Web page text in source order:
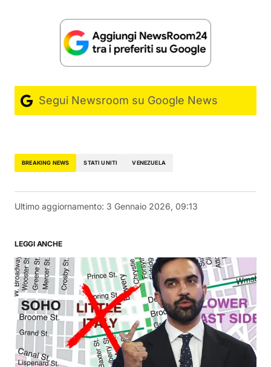
Segui Newsroom su Google News
BREAKING NEWS STATI UNITI VENEZUELA
Ultimo aggiornamento: 3 Gennaio 2026, 09:13
LEGGI ANCHE